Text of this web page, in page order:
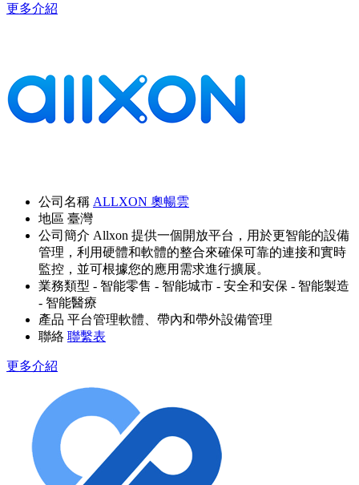
更多介紹
公司名稱 ALLXON 奧暢雲
地區 臺灣
公司簡介 Allxon 提供一個開放平台，用於更智能的設備
管理，利用硬體和軟體的整合來確保可靠的連接和實時
監控，並可根據您的應用需求進行擴展。
業務類型 - 智能零售 - 智能城市 - 安全和安保 - 智能製造
- 智能醫療
產品 平台管理軟體、帶內和帶外設備管理
聯絡 聯繫表
更多介紹